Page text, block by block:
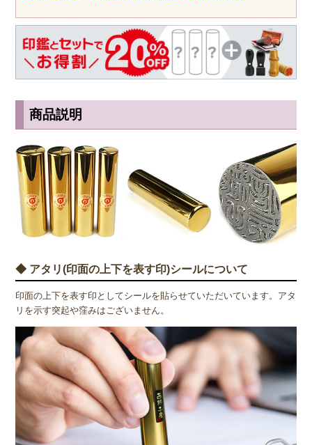
商品説明
◆ アタリ(印面の上下を表す印)シールについて
印面の上下を表す印としてシールを貼らせていただいています。アタ
リを示す突起や窪みはございません。